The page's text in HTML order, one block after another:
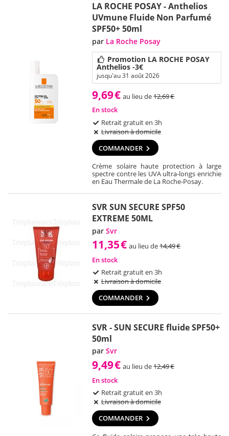
LA ROCHE POSAY - Anthelios
UVmune Fluide Non Parfumé
SPF50+ 50ml
par La Roche Posay
Promotion LA ROCHE POSAY
Anthelios -3€
jusqu'au 31 août 2026
9,69€ au lieu de12,69€
En stock
Retrait gratuit en 3h
Livraison à domicile
COMMANDER
Crème solaire haute protection à large
spectre contre les UVA ultra-longs enrichie
en Eau Thermale de La Roche-Posay.
SVR SUN SECURE SPF50
EXTREME 50ML
parSvr
11,35€ au lieu de14,49€
En stock
Retrait gratuit en 3h
Livraison à domicile
COMMANDER
SVR - SUN SECURE fluide SPF50+
50ml
parSvr
9,49€ au lieu de12,49€
En stock
Retrait gratuit en 3h
Livraison à domicile
COMMANDER